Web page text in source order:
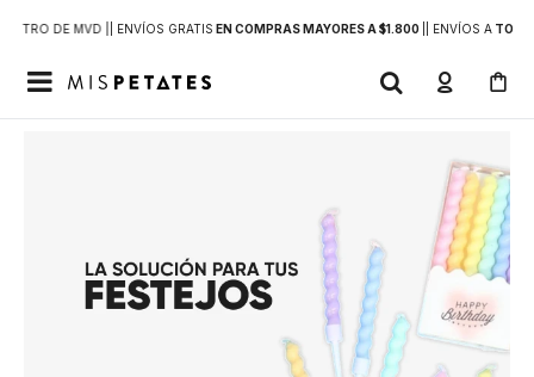
DE MVD | | ENVÍOS GRATIS EN COMPRAS MAYORES A $1.800 | ENVÍOS ATODO
